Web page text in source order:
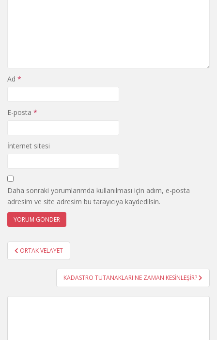
Ad *
E-posta *
İnternet sitesi
Daha sonraki yorumlarımda kullanılması için adım, e-posta
adresim ve site adresim bu tarayıcıya kaydedilsin.
Yazı
gezinmesi
ORTAK VELAYET
KADASTRO TUTANAKLARI NE ZAMAN KESİNLEŞİR?